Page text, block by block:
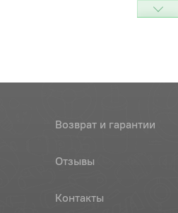
Возврат и гарантии
Отзывы
Контакты